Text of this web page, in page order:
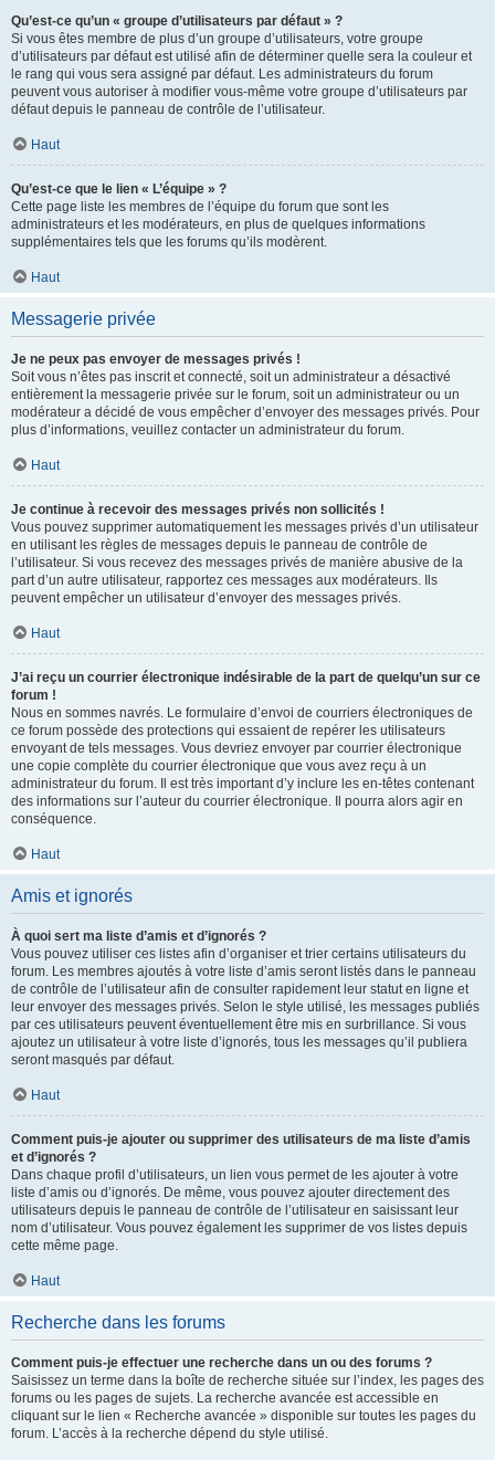
Qu’est-ce qu’un « groupe d’utilisateurs par défaut » ?
Si vous êtes membre de plus d’un groupe d’utilisateurs, votre groupe
d’utilisateurs par défaut est utilisé afin de déterminer quelle sera la couleur et
le rang qui vous sera assigné par défaut. Les administrateurs du forum
peuvent vous autoriser à modifier vous-même votre groupe d’utilisateurs par
défaut depuis le panneau de contrôle de l’utilisateur.
Haut
Qu’est-ce que le lien « L’équipe » ?
Cette page liste les membres de l’équipe du forum que sont les
administrateurs et les modérateurs, en plus de quelques informations
supplémentaires tels que les forums qu’ils modèrent.
Haut
Messagerie privée
Je ne peux pas envoyer de messages privés !
Soit vous n’êtes pas inscrit et connecté, soit un administrateur a désactivé
entièrement la messagerie privée sur le forum, soit un administrateur ou un
modérateur a décidé de vous empêcher d’envoyer des messages privés. Pour
plus d’informations, veuillez contacter un administrateur du forum.
Haut
Je continue à recevoir des messages privés non sollicités !
Vous pouvez supprimer automatiquement les messages privés d’un utilisateur
en utilisant les règles de messages depuis le panneau de contrôle de
l’utilisateur. Si vous recevez des messages privés de manière abusive de la
part d’un autre utilisateur, rapportez ces messages aux modérateurs. Ils
peuvent empêcher un utilisateur d’envoyer des messages privés.
Haut
J’ai reçu un courrier électronique indésirable de la part de quelqu’un sur ce
forum !
Nous en sommes navrés. Le formulaire d’envoi de courriers électroniques de
ce forum possède des protections qui essaient de repérer les utilisateurs
envoyant de tels messages. Vous devriez envoyer par courrier électronique
une copie complète du courrier électronique que vous avez reçu à un
administrateur du forum. Il est très important d’y inclure les en-têtes contenant
des informations sur l’auteur du courrier électronique. Il pourra alors agir en
conséquence.
Haut
Amis et ignorés
À quoi sert ma liste d’amis et d’ignorés ?
Vous pouvez utiliser ces listes afin d’organiser et trier certains utilisateurs du
forum. Les membres ajoutés à votre liste d’amis seront listés dans le panneau
de contrôle de l’utilisateur afin de consulter rapidement leur statut en ligne et
leur envoyer des messages privés. Selon le style utilisé, les messages publiés
par ces utilisateurs peuvent éventuellement être mis en surbrillance. Si vous
ajoutez un utilisateur à votre liste d’ignorés, tous les messages qu’il publiera
seront masqués par défaut.
Haut
Comment puis-je ajouter ou supprimer des utilisateurs de ma liste d’amis
et d’ignorés ?
Dans chaque profil d’utilisateurs, un lien vous permet de les ajouter à votre
liste d’amis ou d’ignorés. De même, vous pouvez ajouter directement des
utilisateurs depuis le panneau de contrôle de l’utilisateur en saisissant leur
nom d’utilisateur. Vous pouvez également les supprimer de vos listes depuis
cette même page.
Haut
Recherche dans les forums
Comment puis-je effectuer une recherche dans un ou des forums ?
Saisissez un terme dans la boîte de recherche située sur l’index, les pages des
forums ou les pages de sujets. La recherche avancée est accessible en
cliquant sur le lien « Recherche avancée » disponible sur toutes les pages du
forum. L’accès à la recherche dépend du style utilisé.